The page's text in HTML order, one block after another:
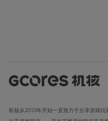
机核从2010年开始一直致力于分享游戏